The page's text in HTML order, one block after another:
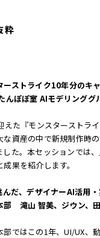
粋
ーストライク10年分のキ
んぽぽ室 AIモデリング
えた『モンスターストラ
な資産の中で新規制作時
した。本セッションでは
果を紹介します。
だ、デザイナーAI活用
部 滝山 智美、ジウン、
部ではこの1年、UI/UX、